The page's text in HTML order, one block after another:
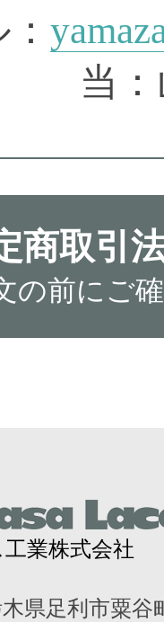
当
商取引
の前にご
業株式会社
県足利市粟谷